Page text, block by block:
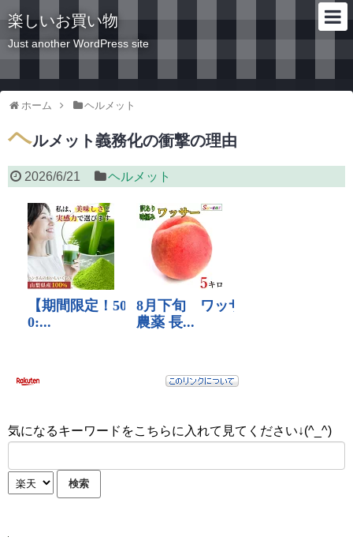
楽しいお買い物
Just another WordPress site
ホーム ヘルメット
ヘルメット義務化の衝撃の理由
2026/6/21 ヘルメット
気になるキーワードをこちらに入れて見てください↓(^_^)